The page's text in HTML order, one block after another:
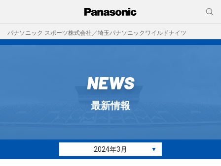
パナソニック スポーツ株式会社／埼玉パナソニックワイルドナイツ
NEWS
最新情報
2024年3月 ▼